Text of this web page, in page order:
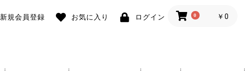
新規会員登録 お気に入り ログイン 0 ￥0